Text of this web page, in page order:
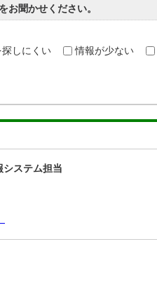
お聞かせください。
しにくい 情報が少ない
ステム担当